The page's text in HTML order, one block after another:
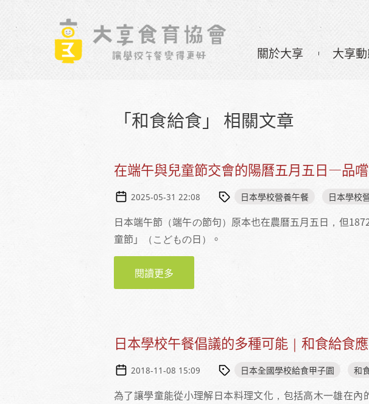
關於大享 大享
「和食給食」 相關文章
在端午與兒童節交會的陽曆五月五日—品
2025-05-31 22:08 日本學校營養午餐 日本學校
日本端午節（端午の節句）原本也在農曆五月五日，但
童節」（こどもの日）。
閱讀更多
日本學校午餐倡議的多種可能｜和食給食
2018-11-08 15:09 日本全國學校給食甲子園 和
為了讓學童能從小理解日本料理文化，包括高木一雄在